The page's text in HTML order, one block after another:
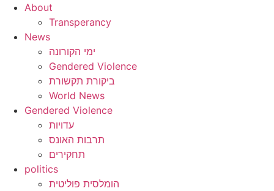
About
Transperancy
News
ימי הקורונה
Gendered Violence
ביקורת תקשורת
World News
Gendered Violence
עדויות
תרבות האונס
תחקירים
politics
הומלסית פוליטית